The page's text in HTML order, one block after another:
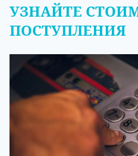
УЗНАЙТЕ
ПОСТУПЛЕНИЯ